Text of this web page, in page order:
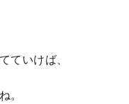
ていけば、
。